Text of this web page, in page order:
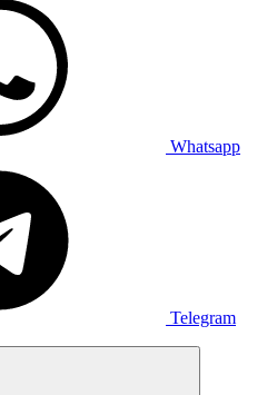
Whatsapp
Telegram